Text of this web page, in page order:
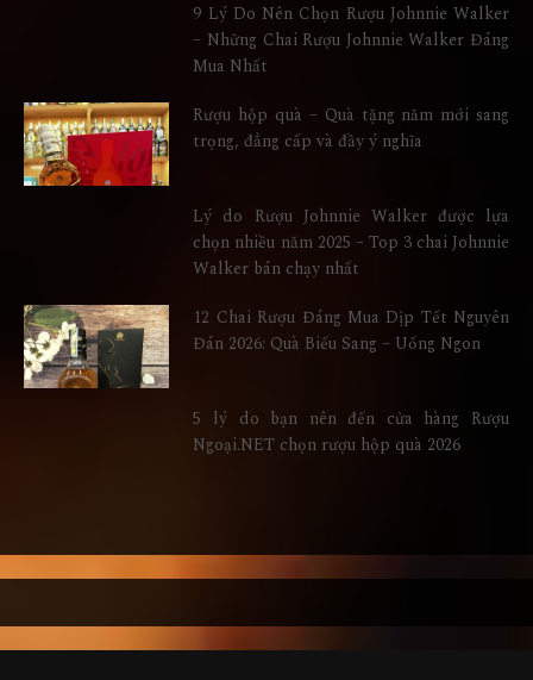
9 Lý Do Nên Chọn Rượu Johnnie Walker
– Những Chai Rượu Johnnie Walker Đáng
Mua Nhất
Rượu hộp quà – Quà tặng năm mới sang
trọng, đẳng cấp và đầy ý nghĩa
Lý do Rượu Johnnie Walker được lựa
chọn nhiều năm 2025 – Top 3 chai Johnnie
Walker bán chạy nhất
12 Chai Rượu Đáng Mua Dịp Tết Nguyên
Đán 2026: Quà Biếu Sang – Uống Ngon
5 lý do bạn nên đến cửa hàng Rượu
Ngoại.NET chọn rượu hộp quà 2026